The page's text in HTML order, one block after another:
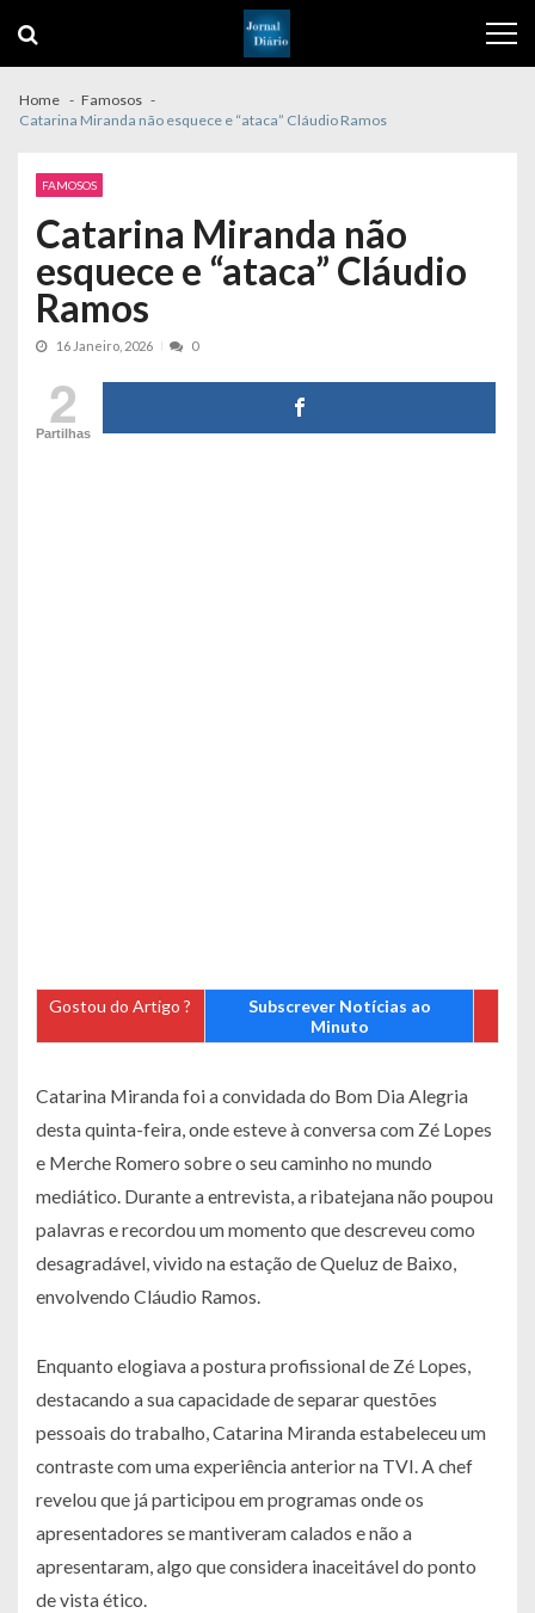
navigation
content
Home
Famosos
Catarina Miranda não esquece e “ataca” Cláudio Ramos
FAMOSOS
Catarina Miranda não
esquece e “ataca” Cláudio
Ramos
16 Janeiro, 2026 0
2
Partilhas
Gostou do Artigo ?
Subscrever Notícias ao
Minuto
Catarina Miranda foi a convidada do Bom Dia Alegria
desta quinta-feira, onde esteve à conversa com Zé Lopes
e Merche Romero sobre o seu caminho no mundo
mediático. Durante a entrevista, a ribatejana não poupou
palavras e recordou um momento que descreveu como
desagradável, vivido na estação de Queluz de Baixo,
envolvendo Cláudio Ramos.
Enquanto elogiava a postura profissional de Zé Lopes,
destacando a sua capacidade de separar questões
pessoais do trabalho, Catarina Miranda estabeleceu um
contraste com uma experiência anterior na TVI. A chef
revelou que já participou em programas onde os
apresentadores se mantiveram calados e não a
apresentaram, algo que considera inaceitável do ponto
de vista ético.